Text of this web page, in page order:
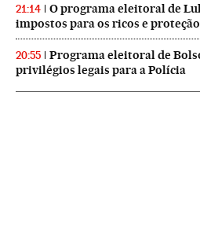
21:14
O programa eleitoral de
impostos para os ricos e
20:55
Programa eleitoral de
privilégios legais para a Polícia